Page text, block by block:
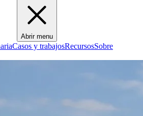
Abrir menu
Casos y trabajosRecursosSobre